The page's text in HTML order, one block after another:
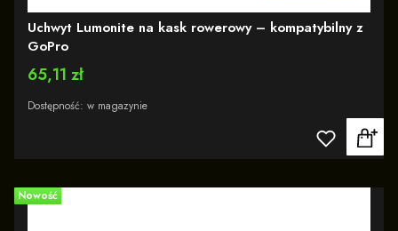
Uchwyt Lumonite na kask rowerowy – kompatybilny z
GoPro
Cena
65,11 zł
Dostępność: w magazynie
Nowość